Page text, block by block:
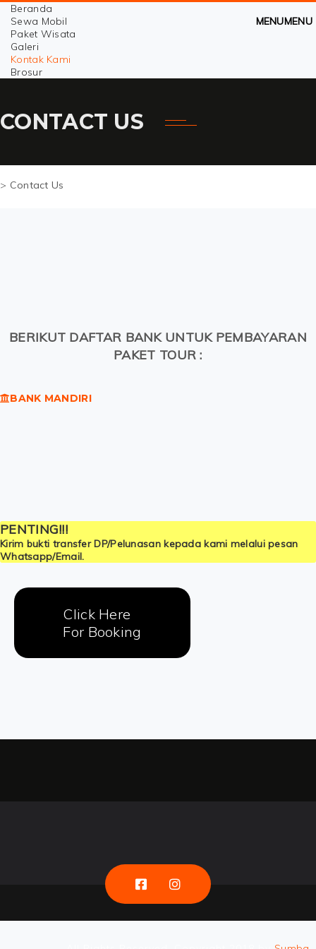
MENUMENU
Beranda
Sewa Mobil
Paket Wisata
Galeri
Kontak Kami
Brosur
CONTACT US
> Contact Us
BERIKUT DAFTAR BANK UNTUK PEMBAYARAN
PAKET TOUR :
BANK MANDIRI
PENTING!!!
Kirim bukti transfer DP/Pelunasan kepada kami melalui pesan
Whatsapp/Email.
Click Here
For Booking